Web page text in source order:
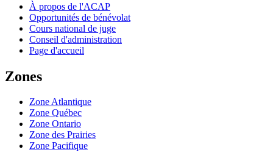
À propos de l'ACAP
Opportunités de bénévolat
Cours national de juge
Conseil d'administration
Page d'accueil
Zones
Zone Atlantique
Zone Québec
Zone Ontario
Zone des Prairies
Zone Pacifique